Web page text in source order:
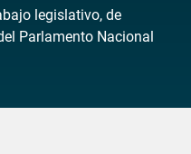
legislativo, de
Parlamento Nacional